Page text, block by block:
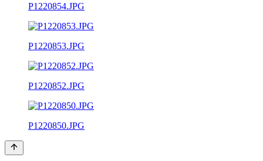
P1220854.JPG
P1220853.JPG
P1220852.JPG
P1220850.JPG